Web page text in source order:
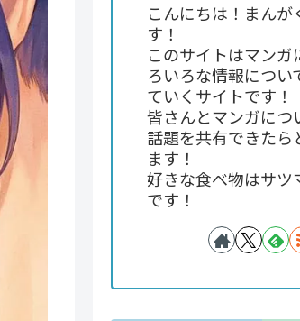
こんにちは！まんが
す！
このサイトはマンガ
ろいろな情報につい
ていくサイトです！
皆さんとマンガにつ
話題を共有できたら
ます！
好きな食べ物はサツ
です！